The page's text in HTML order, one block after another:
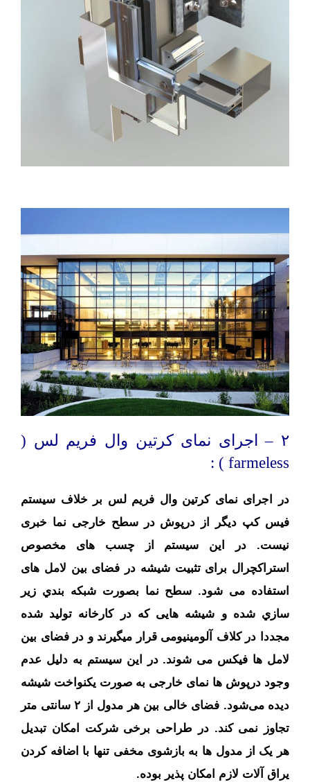
۲ – اجرای نمای کرتین وال فریم لس (
farmeless ) :
در اجرای نمای کرتین وال فریم لس بر خلاف سیستم
فیس کپ دیگر از درپوش در سطح خارجی نما خبری
نیست. در این سیستم از چسب های مخصوص
استراکچرال برای تثبیت شیشه در فضای بین لامل های
استفاده می شود. سطح نما بصورت شبکه بندي زير
سازي شده و شیشه هایی که در کارخانه تولید شده
مجددا در کلاف آلومینیومی قرار میگیرند و در فضای بین
لامل ها فیکس می شوند. در این سیستم به دلیل عدم
وجود درپوش ها نمای خارجی به صورت یکنواخت شیشه
دیده می‌شود. فضای خالی بین هر مدول از ۲ سانتی متر
تجاوز نمی کند. در طراحی برخی شرکت امکان تبدیل
هر یک از مدول ها به بازشوی مخفی تنها با اضافه کردن
یراق آلات لازم امکان پذیر بوده.